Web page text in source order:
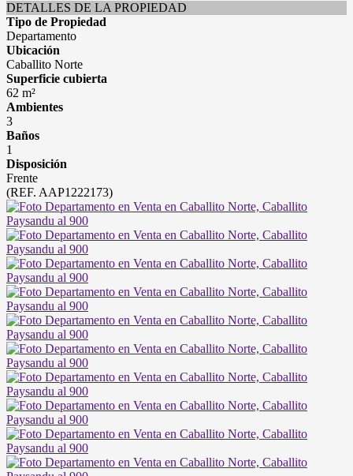
DETALLES DE LA PROPIEDAD
Tipo de Propiedad
Departamento
Ubicación
Caballito Norte
Superficie cubierta
62 m²
Ambientes
3
Baños
1
Disposición
Frente
(REF. AAP1222173)